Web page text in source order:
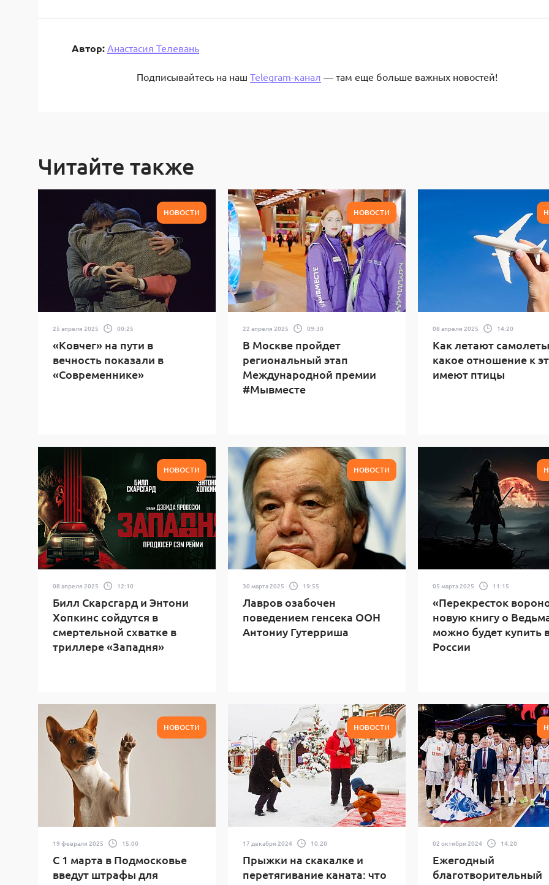
Автор: Анастасия Телевань
Подписывайтесь на наш Telegram-канал — там еще больше важных новостей!
Читайте также
НОВОСТИ
25 апреля 2025 00:25
«Ковчег» на пути в
вечность показали в
«Современнике»
НОВОСТИ
22 апреля 2025 09:30
В Москве пройдет
региональный этап
Международной премии
#Мывместе
08 апреля 2025 14:20
Как летают
какое отношение к
имеют птицы
НОВОСТИ
08 апреля 2025 12:10
Билл Скарсгард и Энтони
Хопкинс сойдутся в
смертельной схватке в
триллере «Западня»
НОВОСТИ
30 марта 2025 19:55
Лавров озабочен
поведением генсека ООН
Антониу Гутерриша
05 марта 2025 11:15
«Перекресток
новую книгу о
можно будет купить
России
НОВОСТИ
19 февраля 2025 15:00
С 1 марта в Подмосковье
введут штрафы для
НОВОСТИ
17 декабря 2024 10:20
Прыжки на скакалке и
перетягивание каната: что
02 октября 2024 14:20
Ежегодный
благотворительный